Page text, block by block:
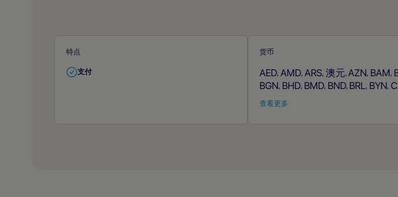
特点
支付
货币
AED AMD ARS, 澳元 AZN BAM
BGN BHD BMD, BND, BRL BYN
查看更多